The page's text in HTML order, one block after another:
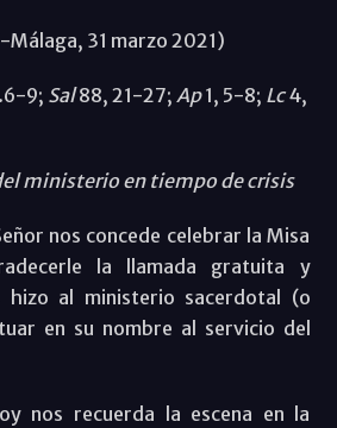
Málaga, 31 marzo 2021)
9; Sal88, 21-27; Ap1, 5-8; Lc4,
ministerio en tiempo de crisis
nos concede celebrar la Misa
la llamada gratuita y
hizo al ministerio sacerdotal (o
en su nombre al servicio del
nos recuerda la escena en la